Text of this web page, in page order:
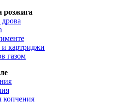
розжига
картриджи
газом
копчения